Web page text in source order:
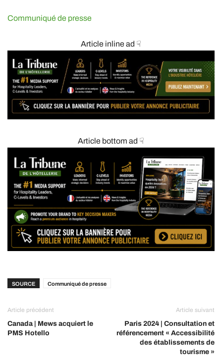
Communiqué de presse
Article inline ad ☟
Article bottom ad ☟
SOURCE Communiqué de presse
Article précédent
Canada | Mews acquiert le
PMS Hotello
Article suivant
Paris 2024 | Consultation et
référencement « Accessibilité
des établissements de
tourisme »